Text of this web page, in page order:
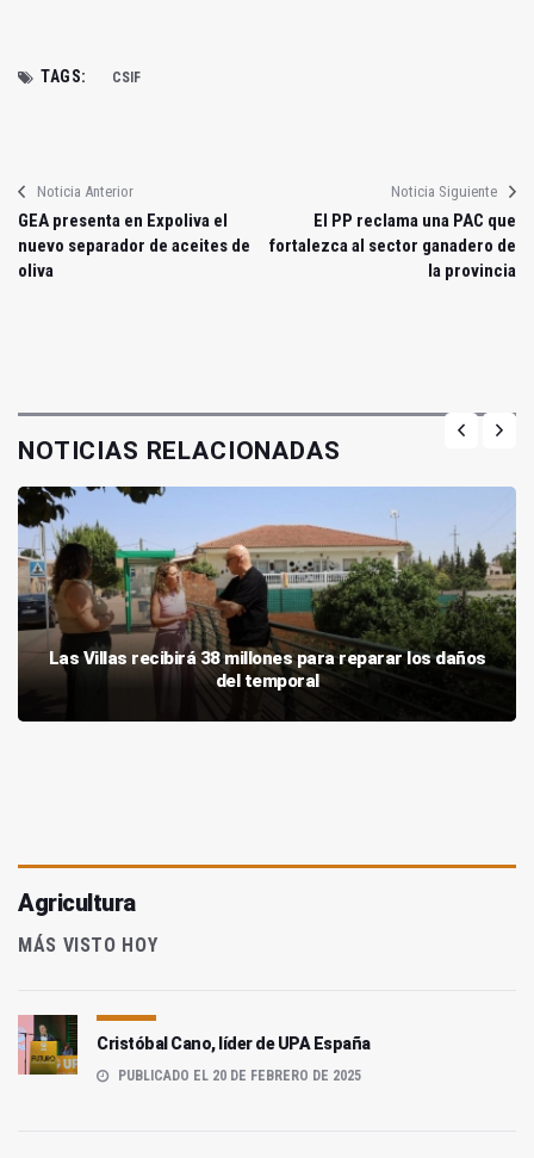
TAGS: CSIF
Noticia Anterior
GEA presenta en Expoliva el
nuevo separador de aceites de
oliva
Noticia Siguiente
El PP reclama una PAC que
fortalezca al sector ganadero de
la provincia
NOTICIAS RELACIONADAS
Las Villas recibirá 38 millones para reparar los daños
del temporal
Agricultura
MÁS VISTO HOY
Cristóbal Cano, líder de UPA España
PUBLICADO EL 20 DE FEBRERO DE 2025